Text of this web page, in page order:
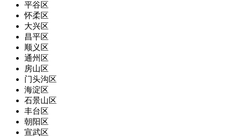
平谷区
怀柔区
大兴区
昌平区
顺义区
通州区
房山区
门头沟区
海淀区
石景山区
丰台区
朝阳区
宣武区